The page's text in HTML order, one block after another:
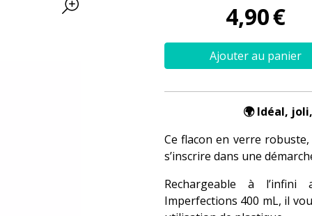
4,90€
Ajouter au panier
🌍 Idéal,
Ce flacon en verre
s’inscrire dans une
Rechargeable à
Imperfections 400 mL, il